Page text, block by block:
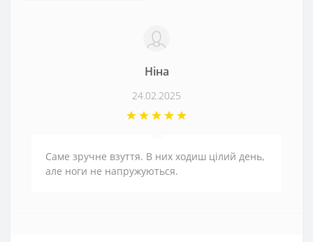
Ніна
24.02.2025
Саме зручне взуття. В них ходиш цілий день,
але ноги не напружуються.